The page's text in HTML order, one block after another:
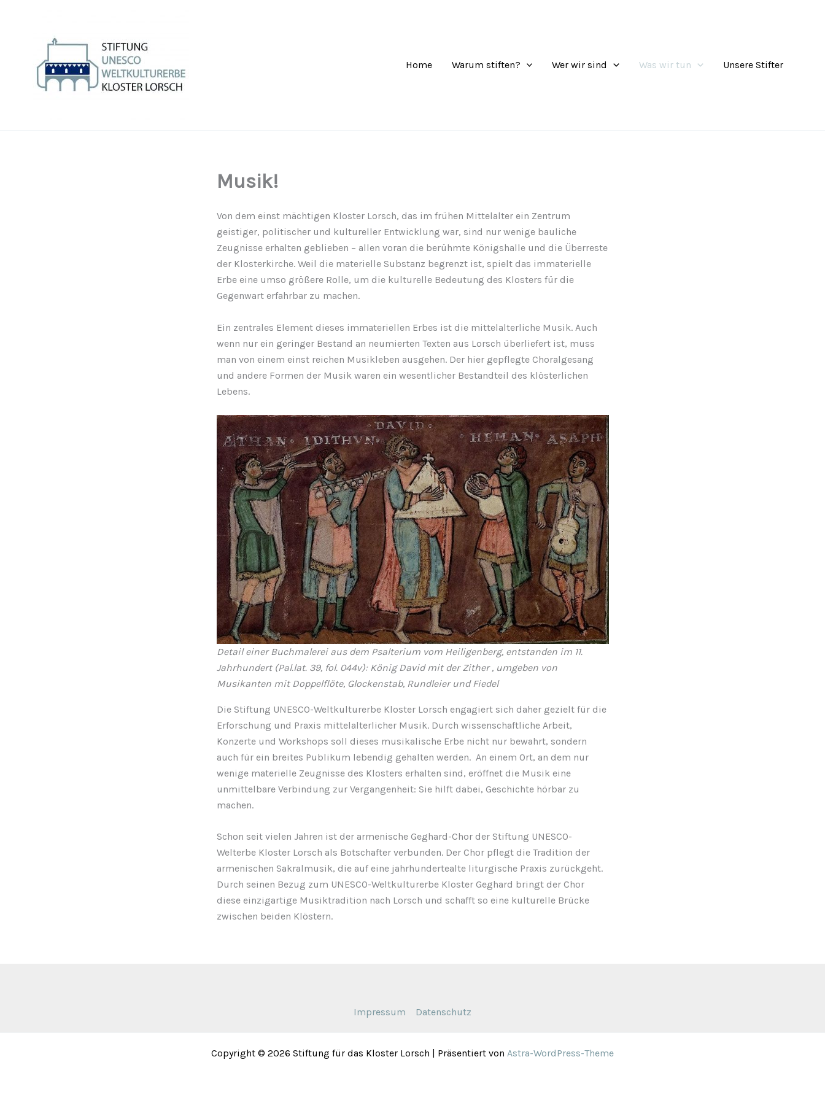
Home Warum stiften? Wer wir sind Was wir tun Unsere Stifter
Musik!
Von dem einst mächtigen Kloster Lorsch, das im frühen Mittelalter ein Zentrum
geistiger, politischer und kultureller Entwicklung war, sind nur wenige bauliche
Zeugnisse erhalten geblieben – allen voran die berühmte Königshalle und die Überreste
der Klosterkirche. Weil die materielle Substanz begrenzt ist, spielt das immaterielle
Erbe eine umso größere Rolle, um die kulturelle Bedeutung des Klosters für die
Gegenwart erfahrbar zu machen.
Ein zentrales Element dieses immateriellen Erbes ist die mittelalterliche Musik. Auch
wenn nur ein geringer Bestand an neumierten Texten aus Lorsch überliefert ist, muss
man von einem einst reichen Musikleben ausgehen. Der hier gepflegte Choralgesang
und andere Formen der Musik waren ein wesentlicher Bestandteil des klösterlichen
Lebens.
Detail einer Buchmalerei aus dem Psalterium vom Heiligenberg, entstanden im 11.
Jahrhundert (Pal.lat. 39, fol. 044v): König David mit der Zither , umgeben von
Musikanten mit Doppelflöte, Glockenstab, Rundleier und Fiedel
Die Stiftung UNESCO-Weltkulturerbe Kloster Lorsch engagiert sich daher gezielt für die
Erforschung und Praxis mittelalterlicher Musik. Durch wissenschaftliche Arbeit,
Konzerte und Workshops soll dieses musikalische Erbe nicht nur bewahrt, sondern
auch für ein breites Publikum lebendig gehalten werden. An einem Ort, an dem nur
wenige materielle Zeugnisse des Klosters erhalten sind, eröffnet die Musik eine
unmittelbare Verbindung zur Vergangenheit: Sie hilft dabei, Geschichte hörbar zu
machen.
Schon seit vielen Jahren ist der armenische Geghard-Chor der Stiftung UNESCO-
Welterbe Kloster Lorsch als Botschafter verbunden. Der Chor pflegt die Tradition der
armenischen Sakralmusik, die auf eine jahrhundertealte liturgische Praxis zurückgeht.
Durch seinen Bezug zum UNESCO-Weltkulturerbe Kloster Geghard bringt der Chor
diese einzigartige Musiktradition nach Lorsch und schafft so eine kulturelle Brücke
zwischen beiden Klöstern.
Impressum Datenschutz
Copyright © 2026 Stiftung für das Kloster Lorsch | Präsentiert von Astra-WordPress-Theme